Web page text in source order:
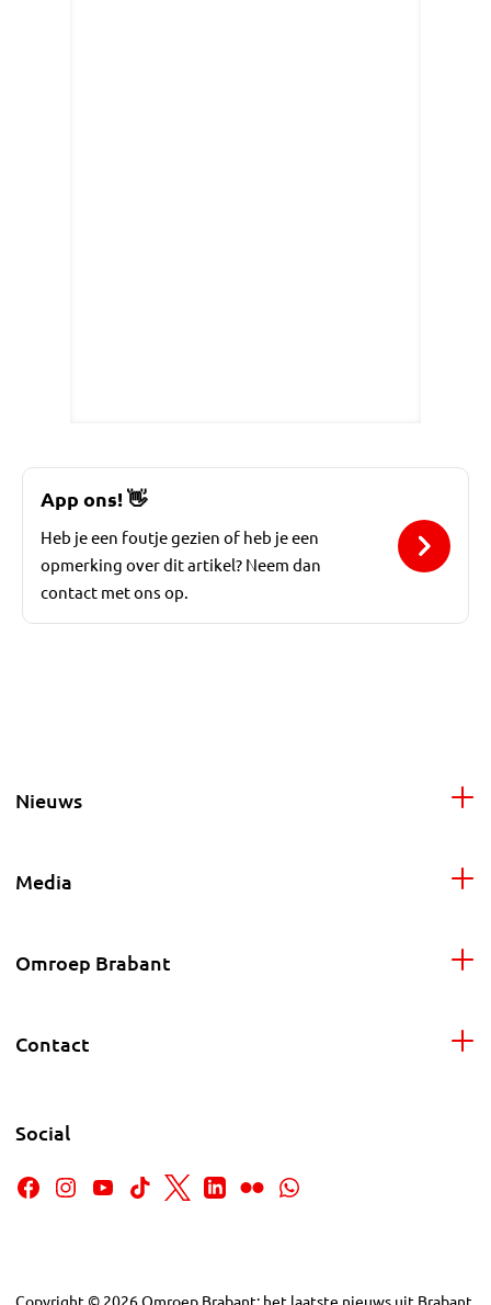
App ons!👋
Heb je een foutje gezien of heb je een
opmerking over dit artikel? Neem dan
contact met ons op.
Nieuws
Media
Omroep Brabant
Contact
Social
Copyright © 2026Omroep Brabant: het laatste nieuws uit Brabant,